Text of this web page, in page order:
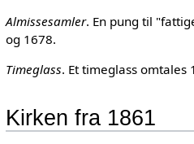
Almissesamler. En pung til
og 1678.
Timeglass. Et timeglass omtales
Kirken fra 1861